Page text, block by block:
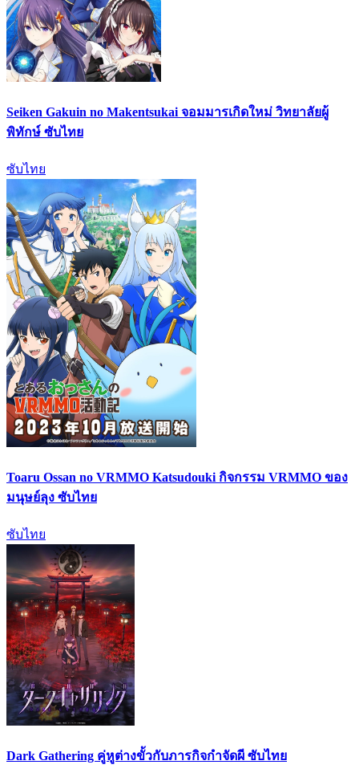
Seiken Gakuin no Makentsukai จอมมารเกิดใหม่ วิทยาลัยผู้
พิทักษ์ ซับไทย
ซับไทย
Toaru Ossan no VRMMO Katsudouki กิจกรรม VRMMO ของ
มนุษย์ลุง ซับไทย
ซับไทย
Dark Gathering คู่หูต่างขั้วกับภารกิจกำจัดผี ซับไทย